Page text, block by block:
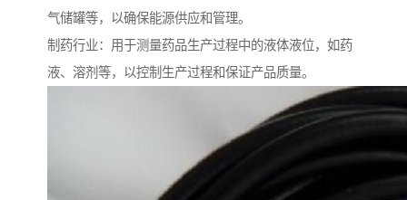
气储罐等，以确保能源供应和管理。
制药行业：用于测量药品生产过程中的液体液位，如药
液、溶剂等，以控制生产过程和保证产品质量。